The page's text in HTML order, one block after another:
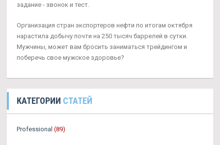
задание - звонок и тест.
Организация стран экспортеров нефти по итогам октября
нарастила добычу почти на 250 тысяч баррелей в сутки.
Мужчины, может вам бросить заниматься трейдингом и
поберечь свое мужское здоровье?
КАТЕГОРИИ СТАТЕЙ
Professional (89)